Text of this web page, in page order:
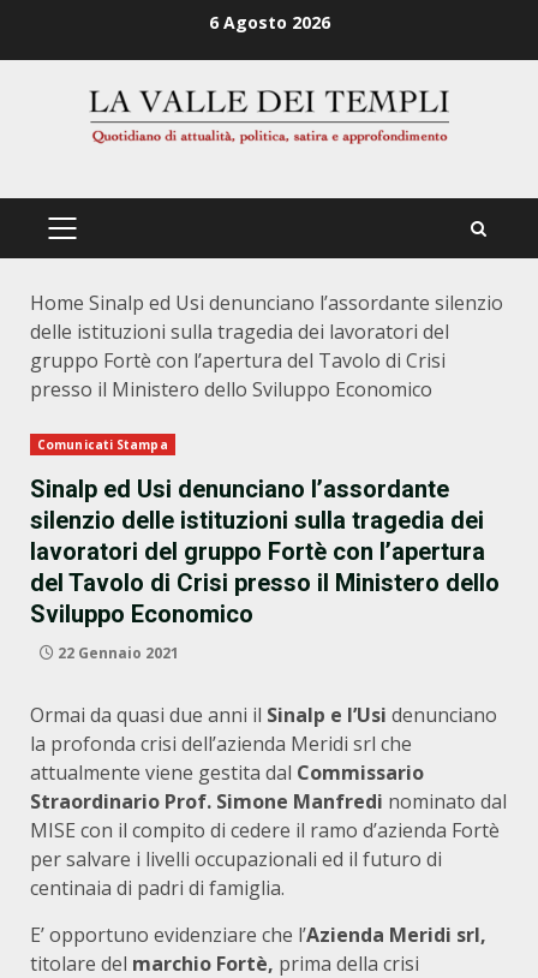
6 Agosto 2026
PRIMÄRES
Home Sinalp ed Usi denunciano l’assordante silenzio
delle istituzioni sulla tragedia dei lavoratori del
gruppo Fortè con l’apertura del Tavolo di Crisi
presso il Ministero dello Sviluppo Economico
Comunicati Stampa
Sinalp ed Usi denunciano l’assordante
silenzio delle istituzioni sulla tragedia dei
lavoratori del gruppo Fortè con l’apertura
del Tavolo di Crisi presso il Ministero dello
Sviluppo Economico
22 Gennaio 2021
Ormai da quasi due anni il Sinalp e l’Usi denunciano
la profonda crisi dell’azienda Meridi srl che
attualmente viene gestita dal Commissario
Straordinario Prof. Simone Manfredi nominato dal
MISE con il compito di cedere il ramo d’azienda Fortè
per salvare i livelli occupazionali ed il futuro di
centinaia di padri di famiglia.
E’ opportuno evidenziare che l’Azienda Meridi srl,
titolare del marchio Fortè, prima della crisi